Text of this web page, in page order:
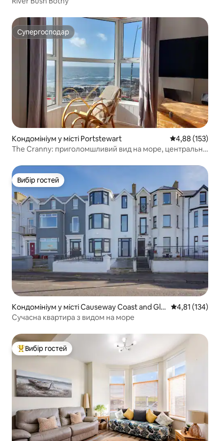
Супергосподар
Супергосподар
Кондомініум у місті Portstewart Середня
4,88 (153)
The Cranny: приголомшливий вид на море, центральне
Вибір гостей
Вибір гостей
Кондомініум у місті Causeway Coast and Gle
ns
Середня
4,81 (134)
Сучасна квартира з видом на море
Топ вибір гостей
Вибір гостей